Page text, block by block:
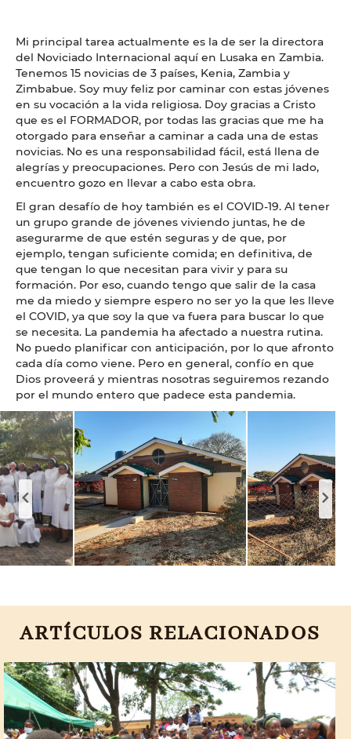
Mi principal tarea actualmente es la de ser la directora
del Noviciado Internacional aquí en Lusaka en Zambia.
Tenemos 15 novicias de 3 países, Kenia, Zambia y
Zimbabue. Soy muy feliz por caminar con estas jóvenes
en su vocación a la vida religiosa. Doy gracias a Cristo
que es el FORMADOR, por todas las gracias que me ha
otorgado para enseñar a caminar a cada una de estas
novicias. No es una responsabilidad fácil, está llena de
alegrías y preocupaciones. Pero con Jesús de mi lado,
encuentro gozo en llevar a cabo esta obra.
El gran desafío de hoy también es el COVID-19. Al tener
un grupo grande de jóvenes viviendo juntas, he de
asegurarme de que estén seguras y de que, por
ejemplo, tengan suficiente comida; en definitiva, de
que tengan lo que necesitan para vivir y para su
formación. Por eso, cuando tengo que salir de la casa
me da miedo y siempre espero no ser yo la que les lleve
el COVID, ya que soy la que va fuera para buscar lo que
se necesita. La pandemia ha afectado a nuestra rutina.
No puedo planificar con anticipación, por lo que afronto
cada día como viene. Pero en general, confío en que
Dios proveerá y mientras nosotras seguiremos rezando
por el mundo entero que padece esta pandemia.
ARTÍCULOS RELACIONADOS